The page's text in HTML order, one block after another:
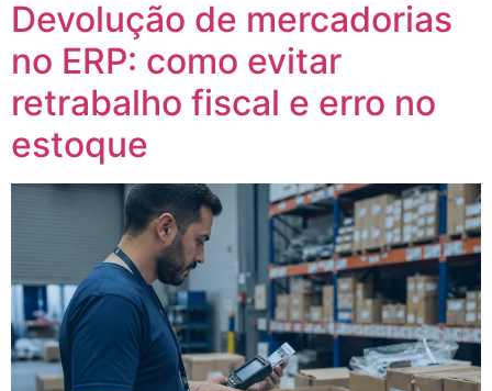
Devolução de mercadorias
no ERP: como evitar
retrabalho fiscal e erro no
estoque